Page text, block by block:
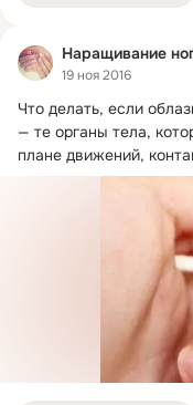
Наращивание
19 ноя 2016
Что делать, если
— те органы тела,
плане движений,